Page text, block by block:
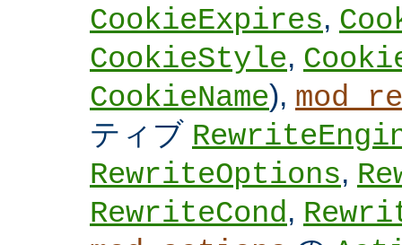
CookieExpires,
CookieStyle,
CookieName),
ティブ
RewriteOptions,
RewriteCond,